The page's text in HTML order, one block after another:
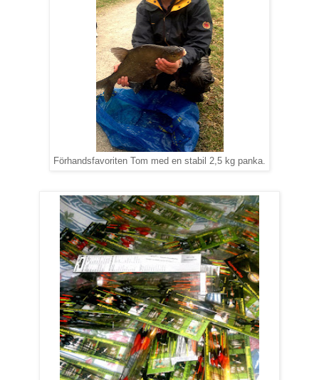
Förhandsfavoriten Tom med en stabil 2,5 kg panka.